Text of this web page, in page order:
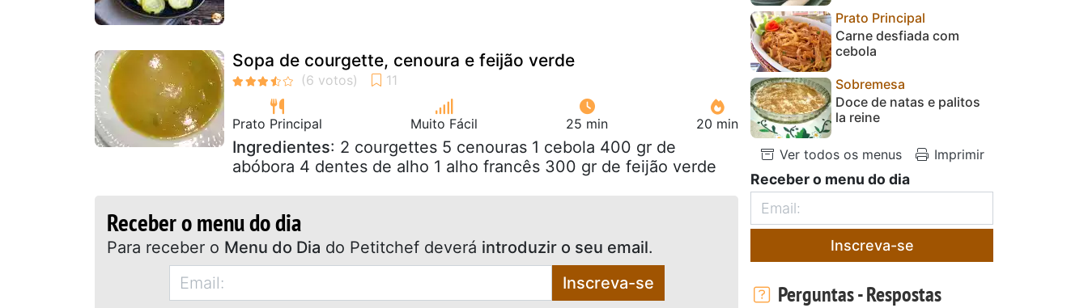
Sopa de courgette, cenoura e feijão verde
Prato Principal Muito Fácil 25 min 20 min
Ingredientes: 2 courgettes 5 cenouras 1 cebola 400 gr de
abóbora 4 dentes de alho 1 alho francês 300 gr de feijão verde
Receber o menu do dia
Para receber o Menu do Dia do Petitchef deverá introduzir o seu email.
Inscreva-se
Prato Principal
Carne desfiada com
cebola
Sobremesa
Doce de natas e palitos
la reine
Ver todos os menus Imprimir
Receber o menu do dia
Inscreva-se
Perguntas - Respostas